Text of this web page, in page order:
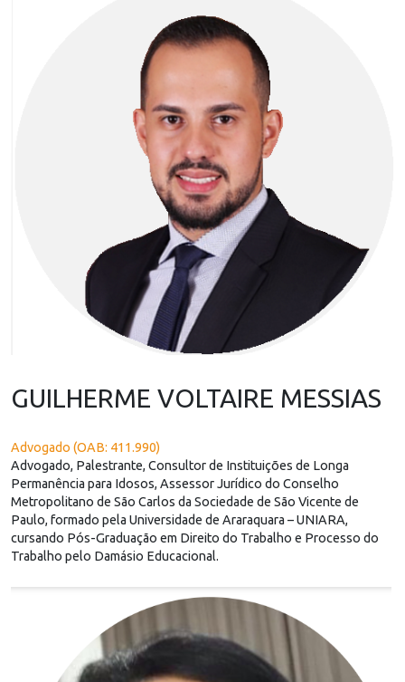
GUILHERME VOLTAIRE MESSIAS
Advogado (OAB: 411.990)
Advogado, Palestrante, Consultor de Instituições de Longa
Permanência para Idosos, Assessor Jurídico do Conselho
Metropolitano de São Carlos da Sociedade de São Vicente de
Paulo, formado pela Universidade de Araraquara – UNIARA,
cursando Pós-Graduação em Direito do Trabalho e Processo do
Trabalho pelo Damásio Educacional.